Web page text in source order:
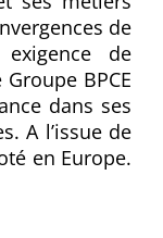
de
de
BPCE
dans ses
A l’issue de
en Europe.